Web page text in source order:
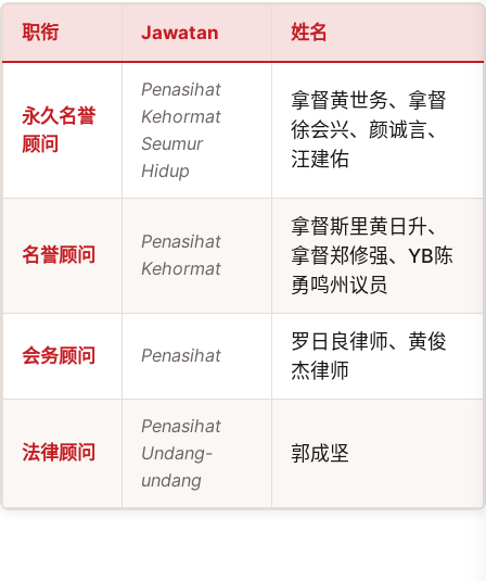
职衔 Jawatan 姓名
永久名誉
顾问
Penasihat
Kehormat
Seumur
Hidup
拿督黄世务、拿督
徐会兴、颜诚言、
汪建佑
名誉顾问
Penasihat
Kehormat
拿督斯里黄日升、
拿督郑修强、YB陈
勇鸣州议员
会务顾问 Penasihat
罗日良律师、黄俊
杰律师
法律顾问
Penasihat
Undang-
undang
郭成坚